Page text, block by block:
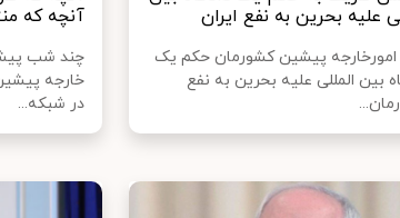
علیه بحرین به نفع ایران
امورخارجه پیشین کشورمان حکم یک
بین المللی علیه بحرین به نفع
آنچه که
چند شب پیش
خارجه
در شبکه‌...